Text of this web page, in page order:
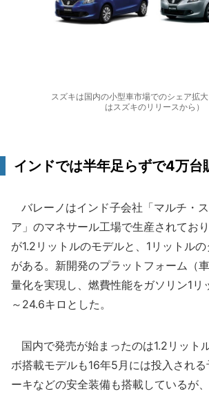
スズキは国内の小型車市場でのシェア拡
はスズキのリリースから）
インドでは半年足らずで4万台
バレーノはインド子会社「マルチ・
ア」のマネサール工場で生産されてお
が1.2リットルのモデルと、1リットル
がある。新開発のプラットフォーム（
量化を実現し、燃費性能をガソリン1
～24.6キロとした。
国内で発売が始まったのは1.2リット
ボ搭載モデルも16年5月には投入され
ーキなどの安全装備も搭載しているが